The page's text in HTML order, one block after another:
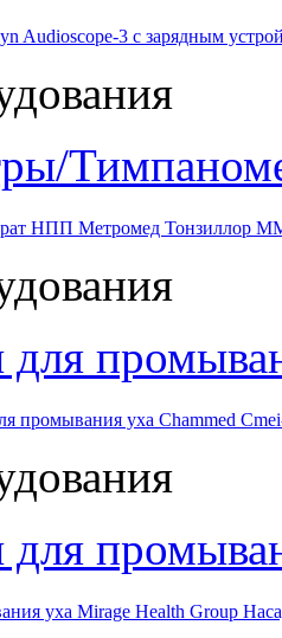
Audioscope-3 с зарядным
НПП Метромед Тонзиллор
для
промывания уха Chammed
уха Mirage Health Group